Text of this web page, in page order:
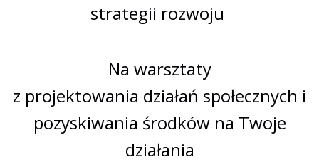
strategii rozwoju
Na warsztaty
z projektowania działań społecznych i
pozyskiwania środków na Twoje
działania